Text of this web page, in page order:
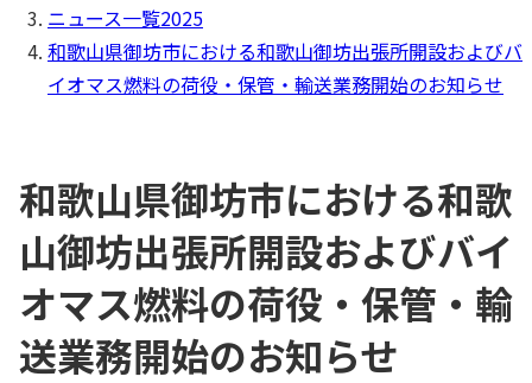
ニュース一覧2025
和歌山県御坊市における和歌山御坊出張所開設およびバ
イオマス燃料の荷役・保管・輸送業務開始のお知らせ
和歌山県御坊市における和歌
山御坊出張所開設およびバイ
オマス燃料の荷役・保管・輸
送業務開始のお知らせ